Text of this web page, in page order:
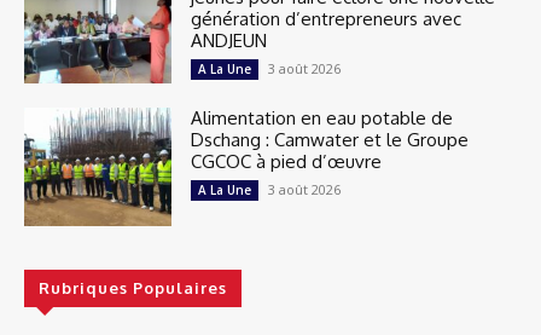
génération d’entrepreneurs avec
ANDJEUN
A La Une 3 août 2026
Alimentation en eau potable de
Dschang : Camwater et le Groupe
CGCOC à pied d’œuvre
A La Une 3 août 2026
Rubriques Populaires